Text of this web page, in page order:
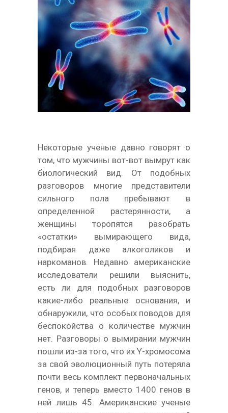
Некоторые ученые давно говорят о
том, что мужчины вот-вот вымрут как
биологический вид. От подобных
разговоров многие представители
сильного пола пребывают в
определенной растерянности, а
женщины торопятся разобрать
«остатки» вымирающего вида,
подбирая даже алкоголиков и
наркоманов. Недавно американские
исследователи решили выяснить,
есть ли для подобных разговоров
какие-либо реальные основания, и
обнаружили, что особых поводов для
беспокойства о количестве мужчин
нет. Разговоры о вымирании мужчин
пошли из-за того, что их Y-хромосома
за свой эволюционный путь потеряла
почти весь комплект первоначальных
генов, и теперь вместо 1400 генов в
ней лишь 45. Американские ученые